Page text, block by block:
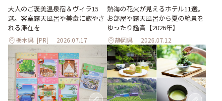
大人のご褒美温泉宿＆ヴィラ15
選。客室露天風呂や美食に癒やさ
れる滞在を
栃木県 [PR] 2026.07.17
熱海の花火が見えるホテル11選。
お部屋や露天風呂から夏の絶景を
ゆったり鑑賞【2026年】
静岡県 2026.07.12